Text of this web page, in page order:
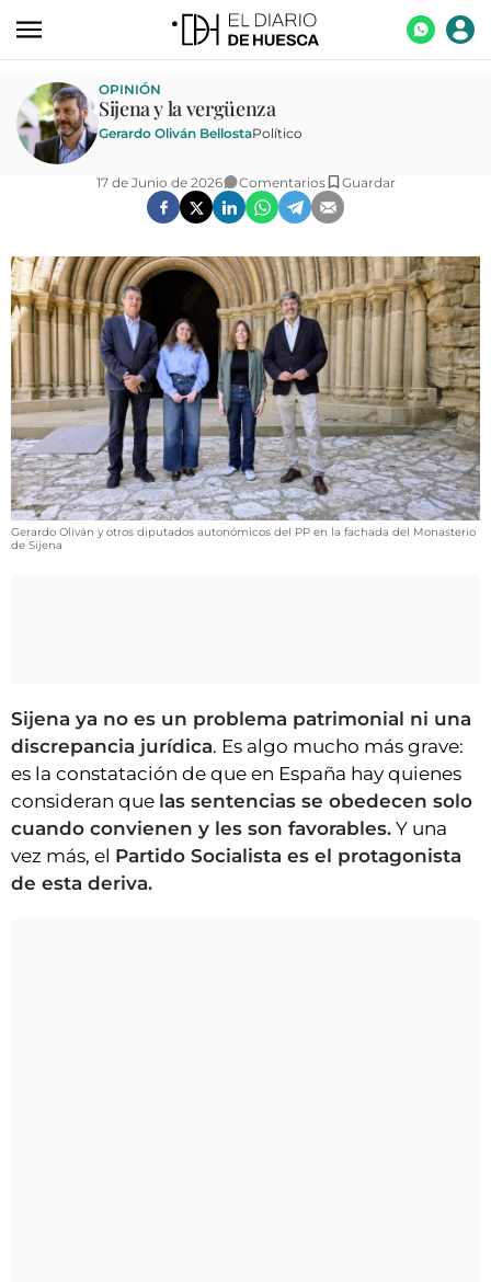
ACTUALIDAD
ECONOMÍA
TECNOLOGÍA
DEPORTES
CULTURA
SOCIEDAD
OPINIÓN
GALERÍAS
VÍDEOS
CONTACTAR
FARMACIAS
HORÓSCOPO
ESQUELAS
CLUB DEL AMIGO MILITANTE
OPINIÓN
Sijena y la vergüenza
Gerardo Oliván BellostaPolítico
17 de Junio de 2026 Comentarios Guardar
Gerardo Oliván y otros diputados autonómicos del PP en la fachada del Monasterio
de Sijena
Sijena ya no es un problema patrimonial ni una
discrepancia jurídica. Es algo mucho más grave:
es la constatación de que en España hay quienes
consideran que las sentencias se obedecen solo
cuando convienen y les son favorables. Y una
vez más, el Partido Socialista es el protagonista
de esta deriva.